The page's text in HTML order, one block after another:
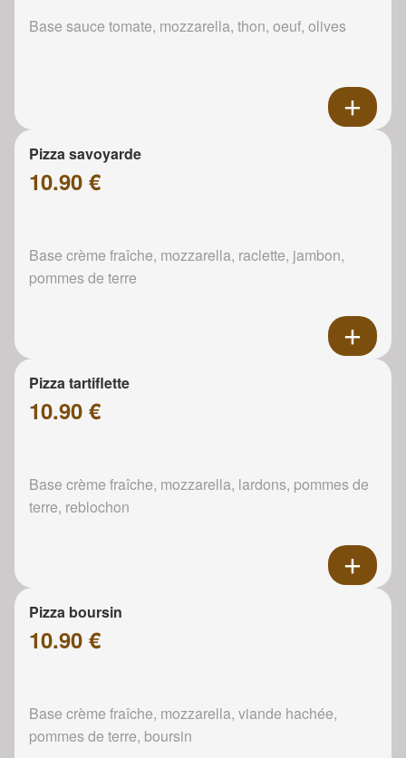
Base sauce tomate, mozzarella, thon, oeuf, olives
Pizza savoyarde
10.90 €
Base crème fraîche, mozzarella, raclette, jambon,
pommes de terre
Pizza tartiflette
10.90 €
Base crème fraîche, mozzarella, lardons, pommes de
terre, reblochon
Pizza boursin
10.90 €
Base crème fraîche, mozzarella, viande hachée,
pommes de terre, boursin